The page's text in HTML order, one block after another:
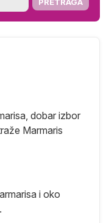
dobar izbor
Marmaris
i oko